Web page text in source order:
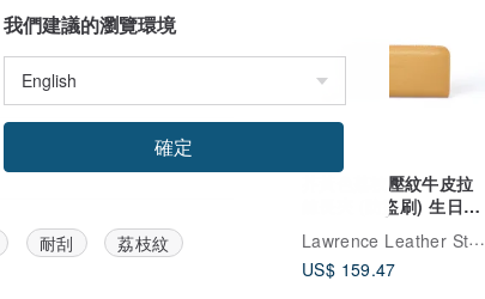
芥黃色荔枝壓紋牛皮拉
鍊長夾 (防盜刷) 生日禮
Lawrence Leather Studio
US$ 159.47
耐刮
荔枝紋
我們建議的瀏覽環境
確定